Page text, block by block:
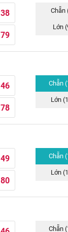
38
79
Chẵn
Lớn
46
78
Chẵn
Lớn
49
80
Chẵn
Lớn
Chẵn